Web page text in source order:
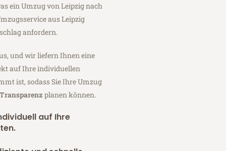
ein Umzug von Leipzig nach
aus Leipzig
anfordern.
und wir liefern Ihnen eine
auf Ihre individuellen
ist, sodass Sie Ihre Umzug
planen können.
auf Ihre